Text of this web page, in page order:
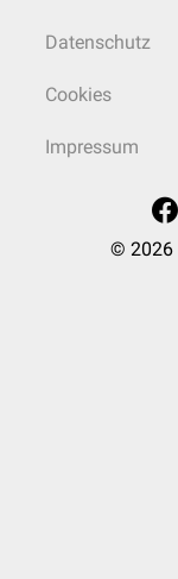
Datenschutz
Cookies
Impressum
© 2026